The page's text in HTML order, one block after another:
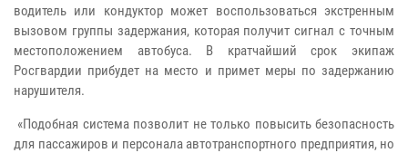
водитель или кондуктор может воспользоваться экстренным
вызовом группы задержания, которая получит сигнал с точным
местоположением автобуса. В кратчайший срок экипаж
Росгвардии прибудет на место и примет меры по задержанию
нарушителя.
«Подобная система позволит не только повысить безопасность
для пассажиров и персонала автотранспортного предприятия, но